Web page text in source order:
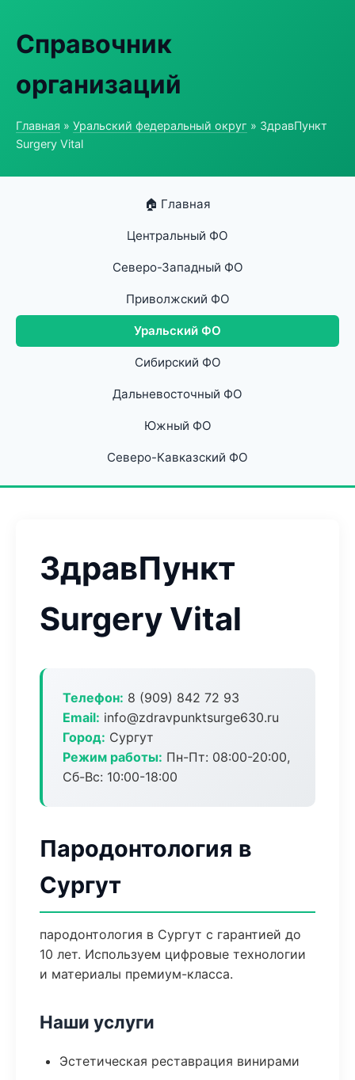
Справочник
организаций
Главная » Уральский федеральный округ » ЗдравПункт
Surgery Vital
🏠 Главная
Центральный ФО
Северо-Западный ФО
Приволжский ФО
Уральский ФО
Сибирский ФО
Дальневосточный ФО
Южный ФО
Северо-Кавказский ФО
ЗдравПункт
Surgery Vital
Телефон: 8 (909) 842 72 93
Email: info@zdravpunktsurge630.ru
Город: Сургут
Режим работы: Пн-Пт: 08:00-20:00,
Сб-Вс: 10:00-18:00
Пародонтология в
Сургут
пародонтология в Сургут с гарантией до
10 лет. Используем цифровые технологии
и материалы премиум-класса.
Наши услуги
Эстетическая реставрация винирами